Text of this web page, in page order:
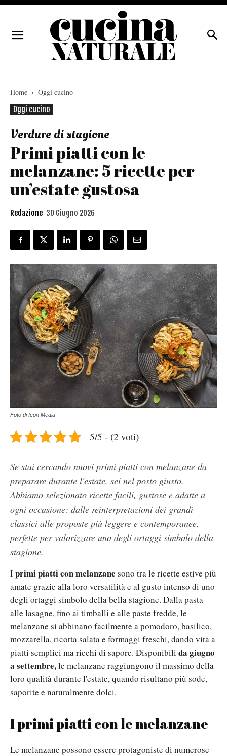
Home
Oggi cucino
Oggi cucino
Verdure di stagione
Primi piatti con le
melanzane: 5 ricette per
un’estate gustosa
Redazione 30 Giugno 2026
Foto di Icon Media
5/5 - (2 voti)
Se stai cercando nuovi primi piatti con melanzane da
preparare durante l'estate, sei nel posto giusto.
Abbiamo selezionato ricette facili, gustose e adatte a
ogni occasione: dalle reinterpretazioni dei grandi
classici alle proposte più leggere e contemporanee,
perfette per valorizzare uno degli ortaggi simbolo della
stagione.
Iprimi piatti con melanzane sono tra le ricette estive più
amate grazie alla loro versatilità e al gusto intenso di uno
degli ortaggi simbolo della bella stagione. Dalla pasta
alle lasagne, fino ai timballi e alle paste fredde, le
melanzane si abbinano facilmente a pomodoro, basilico,
mozzarella, ricotta salata e formaggi freschi, dando vita a
piatti semplici ma ricchi di sapore. Disponibili da giugno
a settembre,le melanzane raggiungono il massimo della
loro qualità durante l'estate, quando risultano più sode,
saporite e naturalmente dolci.
I primi piatti con le melanzane
Le melanzane possono essere protagoniste di numerose